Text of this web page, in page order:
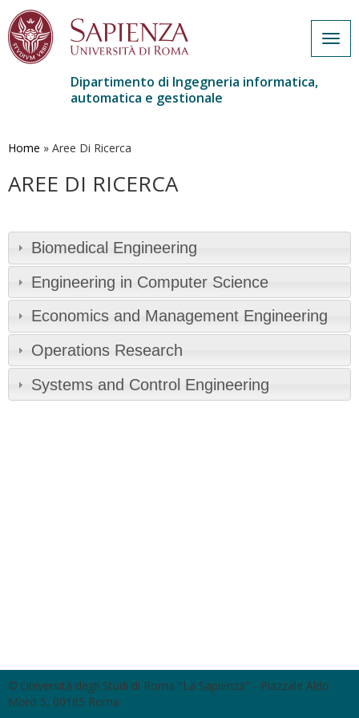
contenuto
Dipartimento di Ingegneria informatica,
automatica e gestionale
Home » Aree Di Ricerca
AREE DI RICERCA
Biomedical Engineering
Engineering in Computer Science
Economics and Management Engineering
Operations Research
Systems and Control Engineering
© Università degli Studi di Roma "La Sapienza" - Piazzale Aldo
Moro 5, 00185 Roma